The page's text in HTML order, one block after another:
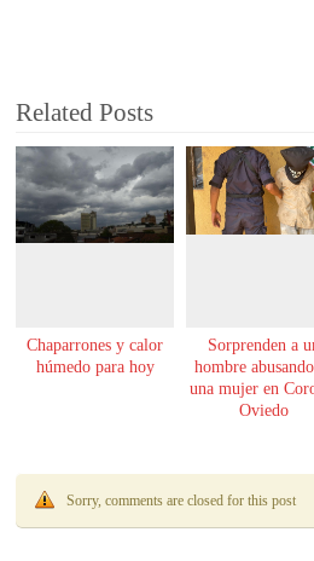
Related Posts
Chaparrones y calor
húmedo para hoy
Sorprenden a
hombre
una mujer en
Oviedo
Sorry, comments are closed for this post